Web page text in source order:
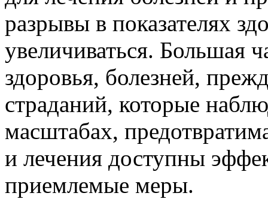
разрывы в показателях
увеличиваться. Большая
здоровья, болезней,
страданий, которые
масштабах,
и лечения доступны
приемлемые меры.